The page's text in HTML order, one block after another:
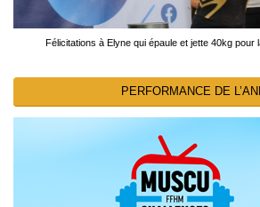
Félicitations à Elyne qui épaule et jette 40kg pour
PERFORMANCE DE